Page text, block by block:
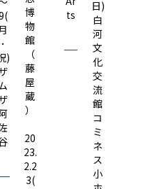
･
)
博
物
館
（
藤
屋
蔵
）
20
23.
2.2
3(
ts
日)
白
河
文
化
交
流
館
コ
ミ
ネ
ス
小